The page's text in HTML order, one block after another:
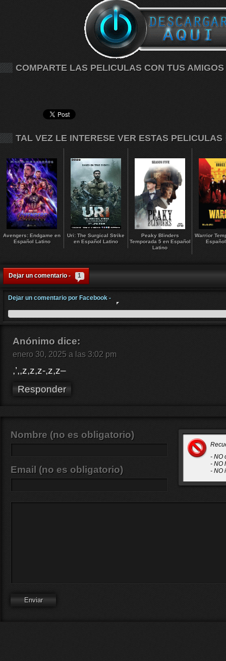
COMPARTE LAS PELICULAS CON TUS AMIGOS
TAL VEZ LE INTERESE VER ESTAS PELICULAS
Avengers: Endgame en
Español Latino
Uri: The Surgical Strike
en Español Latino
Peaky Blinders
Temporada 5 en Español
Latino
Warrior
Dejar un comentario - 1
Dejar un comentario por Facebook -
Anónimo dice:
enero 30, 2025 a las 3:02 pm
,’,,z,z,z-,z,z–
Responder
- NO
- NO
- NO
Nombre (no es obligatorio)
Email (no es obligatorio)